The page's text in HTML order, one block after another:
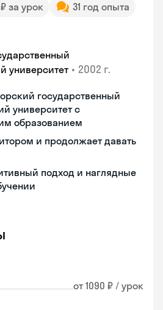
за урок
31 год опыта
университет • 2002 г.
государственный
университет с
образованием
и продолжает давать
подход и наглядные
от 1090 ₽ / урок